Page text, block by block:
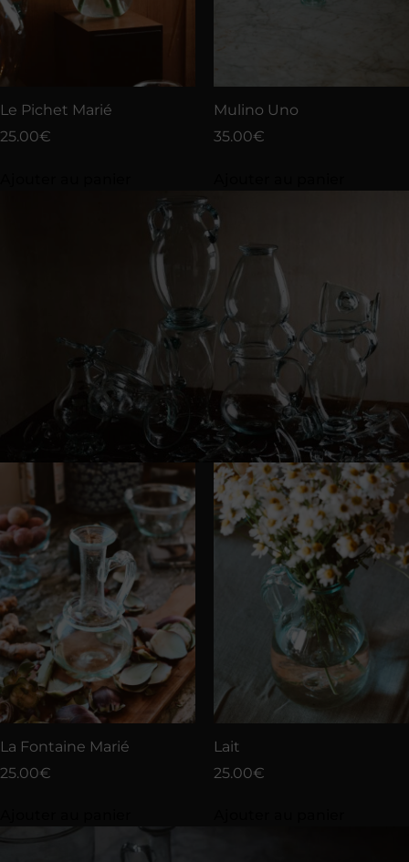
Le Pichet Marié
25.00€
Mulino Uno
35.00€
La Fontaine Marié
25.00€
Lait
25.00€